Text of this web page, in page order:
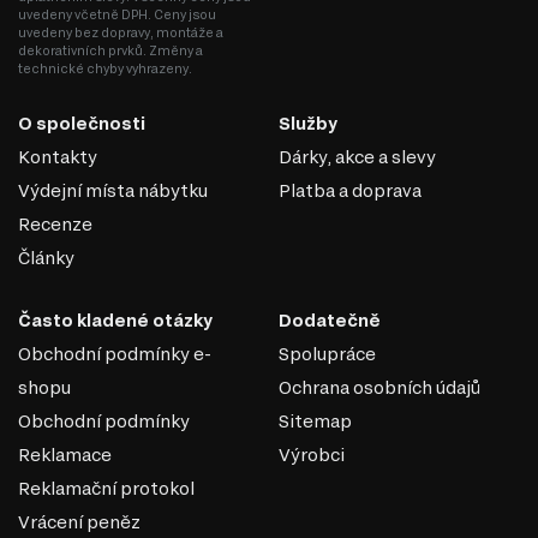
uvedeny včetně DPH. Ceny jsou
uvedeny bez dopravy, montáže a
dekorativních prvků. Změny a
technické chyby vyhrazeny.
O společnosti
Kontakty
Výdejní místa nábytku
Recenze
Články
Služby
Dárky, akce a slevy
Platba a doprava
Často kladené otázky
Obchodní podmínky e-
shopu
Obchodní podmínky
Reklamace
Reklamační protokol
Vrácení peněz
Dodatečně
Spolupráce
Ochrana osobních údajů
Sitemap
Výrobci